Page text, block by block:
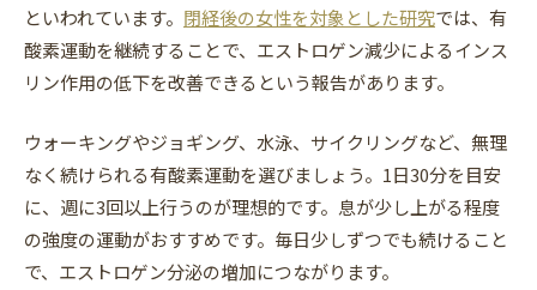
といわれています。 閉経後の女性を対象とした研究では、有
酸素運動を継続することで、エストロゲン減少によるインス
リン作用の低下を改善できるという報告があります。
ウォーキングやジョギング、水泳、サイクリングなど、無理
なく続けられる有酸素運動を選びましょう。1日30分を目安
に、週に3回以上行うのが理想的です。息が少し上がる程度
の強度の運動がおすすめです。毎日少しずつでも続けること
で、エストロゲン分泌の増加につながります。